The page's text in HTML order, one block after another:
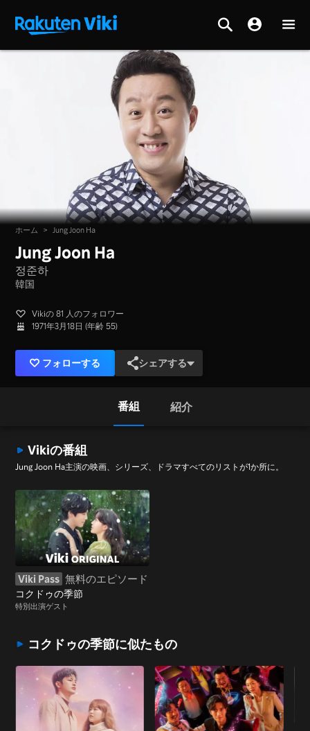
ホーム > Jung Joon Ha
Jung Joon Ha
정준하
韓国
Vikiの 81 人のフォロワー
1971年3月18日 (年齢 55)
フォローする シェアする
番組 紹介
Vikiの番組
Jung Joon Ha主演の映画、シリーズ、ドラマすべてのリストが1か所に。
Viki Pass 無料のエピソード
コクドゥの季節
特別出演ゲスト
コクドゥの季節に似たもの